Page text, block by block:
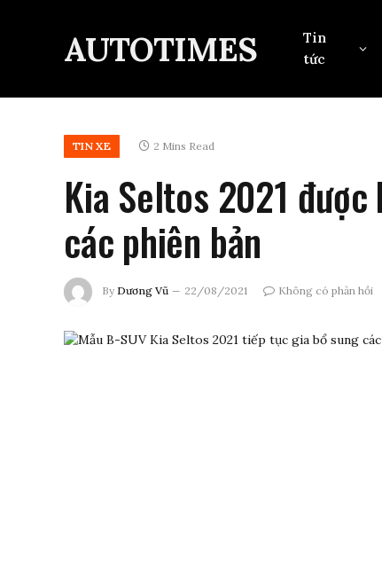
AUTOTIMES
Tin
tức
TIN XE 2 Mins Read
Kia Seltos 2021
các phiên bản
By Dương Vũ 22/08/2021 Không có phản hồi